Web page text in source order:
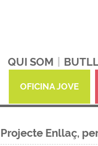
QUI SOM
OFICINA JOVE
Projecte Enllaç,